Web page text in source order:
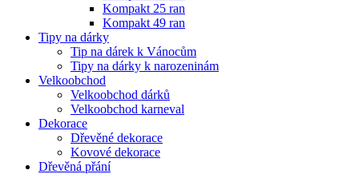
Kompakt 25 ran
Kompakt 49 ran
Tipy na dárky
Tip na dárek k Vánocům
Tipy na dárky k narozeninám
Velkoobchod
Velkoobchod dárků
Velkoobchod karneval
Dekorace
Dřevěné dekorace
Kovové dekorace
Dřevěná přání